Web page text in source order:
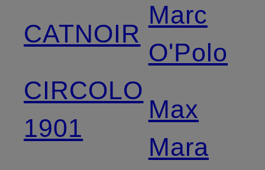
CATNOIR
CIRCOLO
1901
Marc
O'Polo
Max
Mara